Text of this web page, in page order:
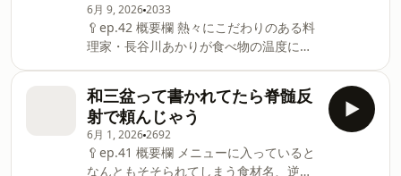
余裕のある平日はあかりのメイン＋有賀
先生のスープ/稲田俊輔先生はチーム有賀
のレシピを薄目で見ているらしい/チーム
有賀file：もっと概念として自炊上手にな
りたいなら山口祐加先生/チーム有賀
file：もっとハーブとかスパイスで料理楽
しみたいなら今井真実先生/原宿さんの
い/自分の舌にあう料理家に出会えたら
QOLがブチ上がる/料理家の歩みを「小林
カツ代と栗原はるみ」から語らせてほし
い/もう1970年から手抜きは悪ではない
と言われていた/ライフスタイルへの憧れ
も含めてレシピを届ける形/『ごちそうさ
まが、ききたくて。』のきんぴら大会/選
択肢が増えて、逆に苦しくなっている現
代/ついていく先生は決めると楽になる/
6月 9, 20262033
🥄ep.42 概要欄 熱々にこだわりのある料
理家・長谷川あかりが食べ物の温度につ
元年早生まれガチババア/私たち若造で
す/若さで苦しんでいた長谷川には救いだ
った/「「反省〜！」」/中2と小6の差は
大きい/内なるエネルギーと体力が比例し
てないのでジムに通い始めた/せっかちは
和三盆って書かれてたら脊髄反
射で頼んじゃう
6月 1, 20262692
🥄ep.41 概要欄 メニューに入っていると
なんともそそられてしまう食材名、逆に